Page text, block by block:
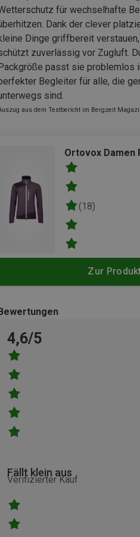
für wechselhafte
Dank der clever
Dinge griffbereit
zuverlässig vor Zugluft.
passt sie problemlos
Begleiter für alle, die
sind.
aus dem Testbericht im Bergzeit
Ortovox Damen
(18)
Zur
4,6/5
Verifizierter Kauf
Fällt klein aus